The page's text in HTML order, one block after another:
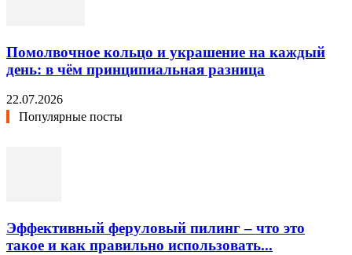
Помолвочное кольцо и украшение на каждый
день: в чём принципиальная разница
22.07.2026
Популярные посты
Эффективный феруловый пилинг – что это
такое и как правильно использовать...